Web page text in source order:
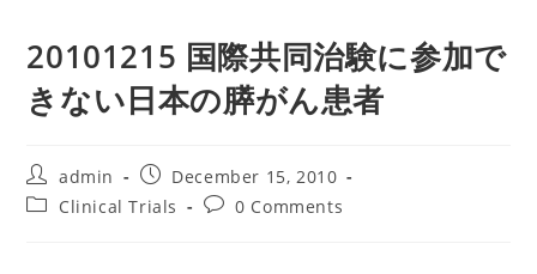
20101215 国際共同治験に参加で
きない日本の膵がん患者
Post
author:
admin
Post
published:
December 15, 2010
PostClinical Trials
Post0 Comments